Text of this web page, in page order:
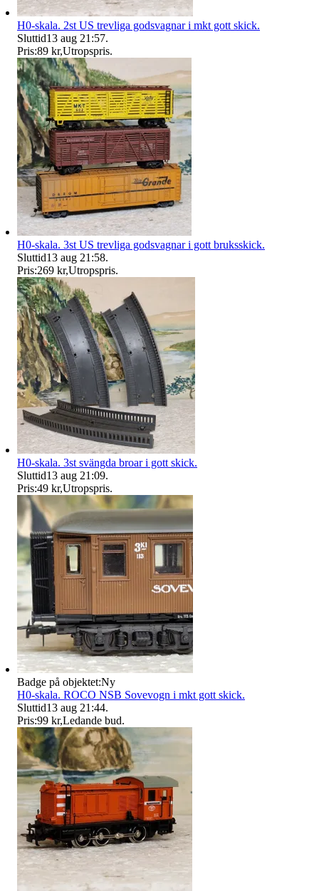
H0-skala. 2st US trevliga godsvagnar i mkt gott skick.
Sluttid13 aug 21:57.
Pris:89 kr,Utropspris.
H0-skala. 3st US trevliga godsvagnar i gott bruksskick.
Sluttid13 aug 21:58.
Pris:269 kr,Utropspris.
H0-skala. 3st svängda broar i gott skick.
Sluttid13 aug 21:09.
Pris:49 kr,Utropspris.
Badge på objektet:Ny
H0-skala. ROCO NSB Sovevogn i mkt gott skick.
Sluttid13 aug 21:44.
Pris:99 kr,Ledande bud.